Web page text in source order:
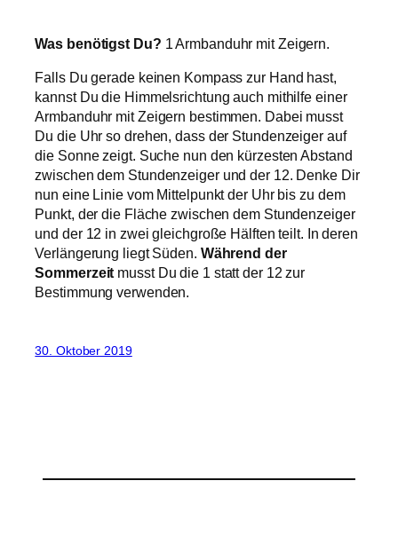
Was benötigst Du? 1 Armbanduhr mit Zeigern.
Falls Du gerade keinen Kompass zur Hand hast,
kannst Du die Himmelsrichtung auch mithilfe einer
Armbanduhr mit Zeigern bestimmen. Dabei musst
Du die Uhr so drehen, dass der Stundenzeiger auf
die Sonne zeigt. Suche nun den kürzesten Abstand
zwischen dem Stundenzeiger und der 12. Denke Dir
nun eine Linie vom Mittelpunkt der Uhr bis zu dem
Punkt, der die Fläche zwischen dem Stundenzeiger
und der 12 in zwei gleichgroße Hälften teilt. In deren
Verlängerung liegt Süden. Während der
Sommerzeit musst Du die 1 statt der 12 zur
Bestimmung verwenden.
30. Oktober 2019